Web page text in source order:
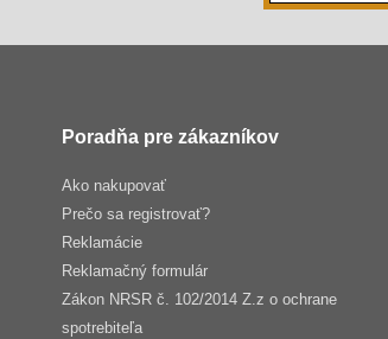
Poradňa pre zákazníkov
Ako nakupovať
Prečo sa registrovať?
Reklamácie
Reklamačný formulár
Zákon NRSR č. 102/2014 Z.z o ochrane
spotrebiteľa